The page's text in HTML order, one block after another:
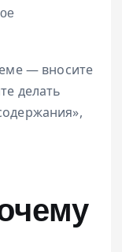
— вносите
делать